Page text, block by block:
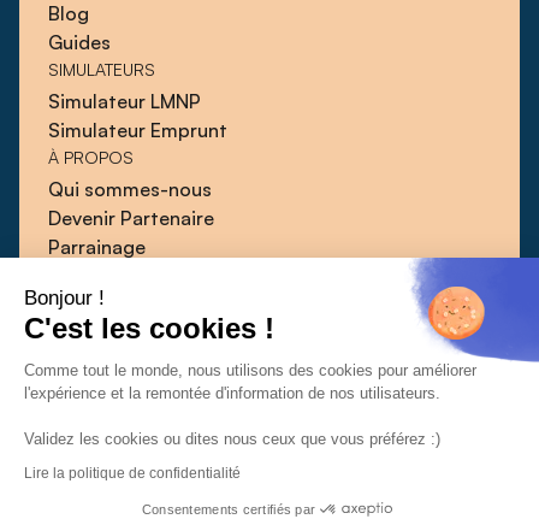
Bonjour !
C'est les cookies !
Comme tout le monde, nous utilisons des cookies pour améliorer
l'expérience et la remontée d'information de nos utilisateurs.
Validez les cookies ou dites nous ceux que vous préférez :)
Lire la politique de confidentialité
Consentements certifiés par
Blog
Guides
SIMULATEURS
Simulateur LMNP
Simulateur Emprunt
À PROPOS
Qui sommes-nous
Devenir Partenaire
Parrainage
Guides
Presse
Contact
CGUCGVPolitique de confidentialité